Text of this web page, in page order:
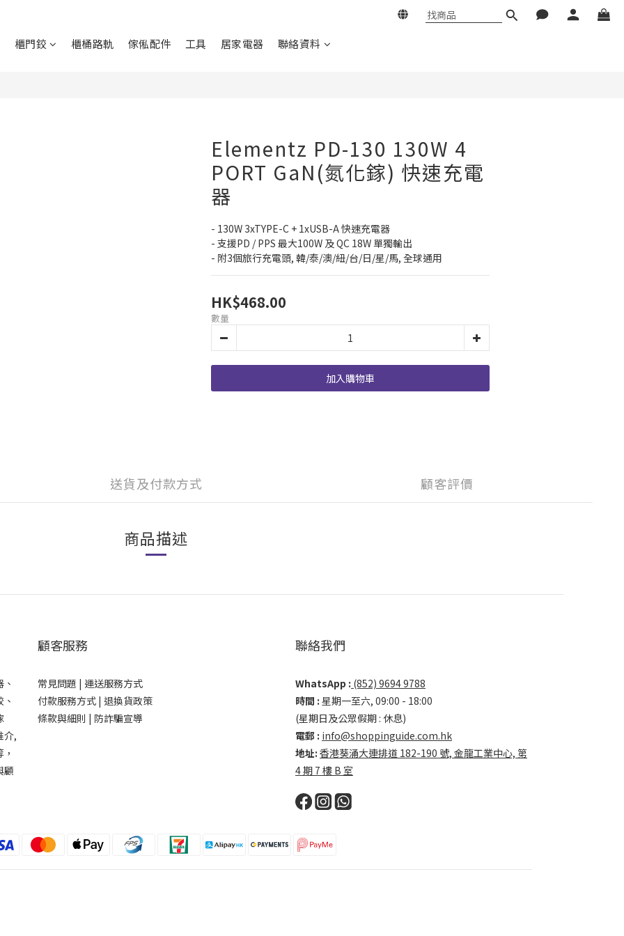
櫃門鉸 櫃桶路軌 傢俬配件 工具 居家電器 聯絡資料
Elementz PD-130 130W 4
PORT GaN(氮化鎵) 快速充電
器
- 130W 3xTYPE-C + 1xUSB-A 快速充電器
- 支援PD / PPS 最大100W 及 QC 18W 單獨輸出
- 附3個旅行充電頭, 韓/泰/澳/紐/台/日/星/馬, 全球通用
HK$468.00
數量
加入購物車
送貨及付款方式 顧客評價
商品描述
介,
顧
顧客服務
常見問題 | 運送服務方式
付款服務方式 | 退換貨政策
條款與細則 | 防詐騙宣導
聯絡我們
WhatsApp : (852) 9694 9788
時間 : 星期一至六, 09:00 - 18:00
(星期日及公眾假期 : 休息)
電郵 : info@shoppinguide.com.hk
地址: 香港葵涌大連排道 182-190 號, 金龍工業中心, 第
4 期 7 樓 B 室